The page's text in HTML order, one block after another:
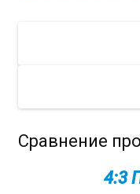
Сравнение
4:3